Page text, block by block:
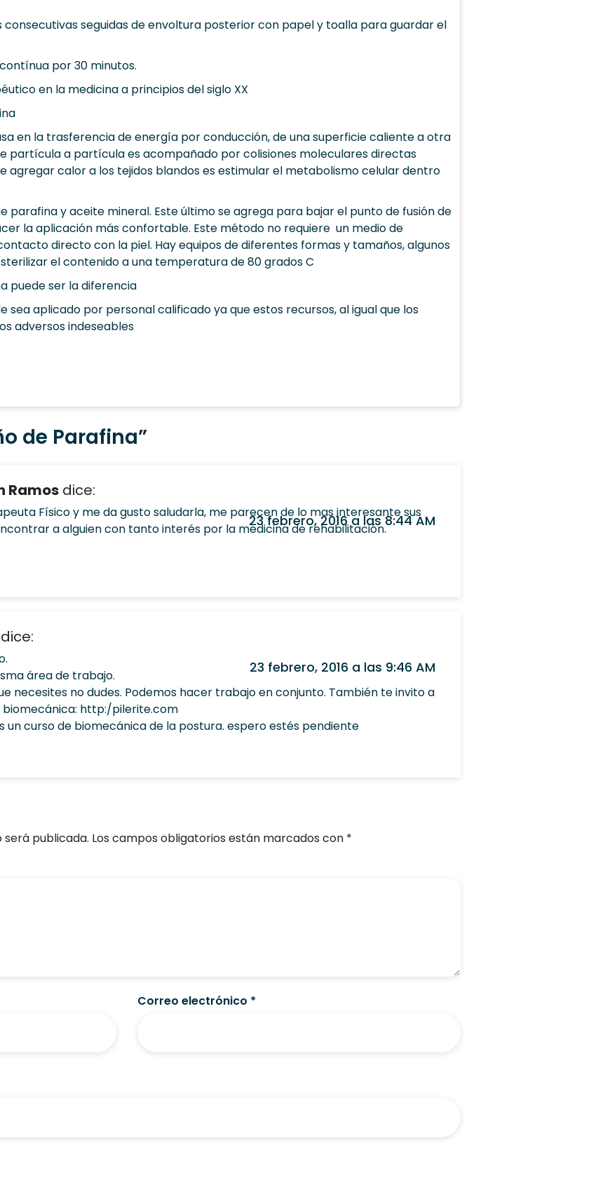
consecutivas seguidas de envoltura posterior con papel y toalla para guardar el
por 30 minutos.
en la medicina a principios del siglo XX
en la trasferencia de energía por conducción, de una superficie caliente a otra
partícula a partícula es acompañado por colisiones moleculares directas
agregar calor a los tejidos blandos es estimular el metabolismo celular dentro
parafina y aceite mineral. Este último se agrega para bajar el punto de fusión de
la aplicación más confortable. Este método no requiere un medio de
directo con la piel. Hay equipos de diferentes formas y tamaños, algunos
el contenido a una temperatura de 80 grados C
puede ser la diferencia
sea aplicado por personal calificado ya que estos recursos, al igual que los
adversos indeseables
de Parafina”
Ramos dice:
23 febrero, 2016 a las 8:44 AM
Físico y me da gusto saludarla, me parecen de lo mas interesante sus
a alguien con tanto interés por la medicina de rehabilitación.
dice:
23 febrero, 2016 a las 9:46 AM
área de trabajo.
necesites no dudes. Podemos hacer trabajo en conjunto. También te invito a
biomecánica: http:/pilerite.com
un curso de biomecánica de la postura. espero estés pendiente
publicada. Los campos obligatorios están marcados con *
Correo electrónico *